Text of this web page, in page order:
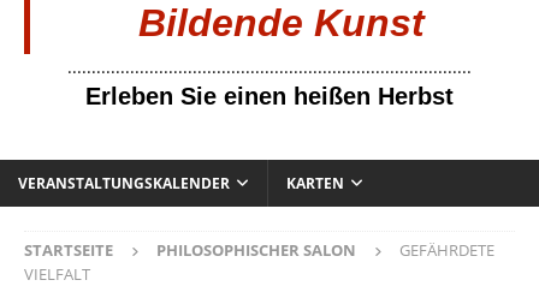
Bildende Kunst
....................................................................................
Erleben Sie einen heißen Herbst
VERANSTALTUNGSKALENDER KARTEN
STARTSEITE PHILOSOPHISCHER SALON
GEFÄHRDETE
VIELFALT